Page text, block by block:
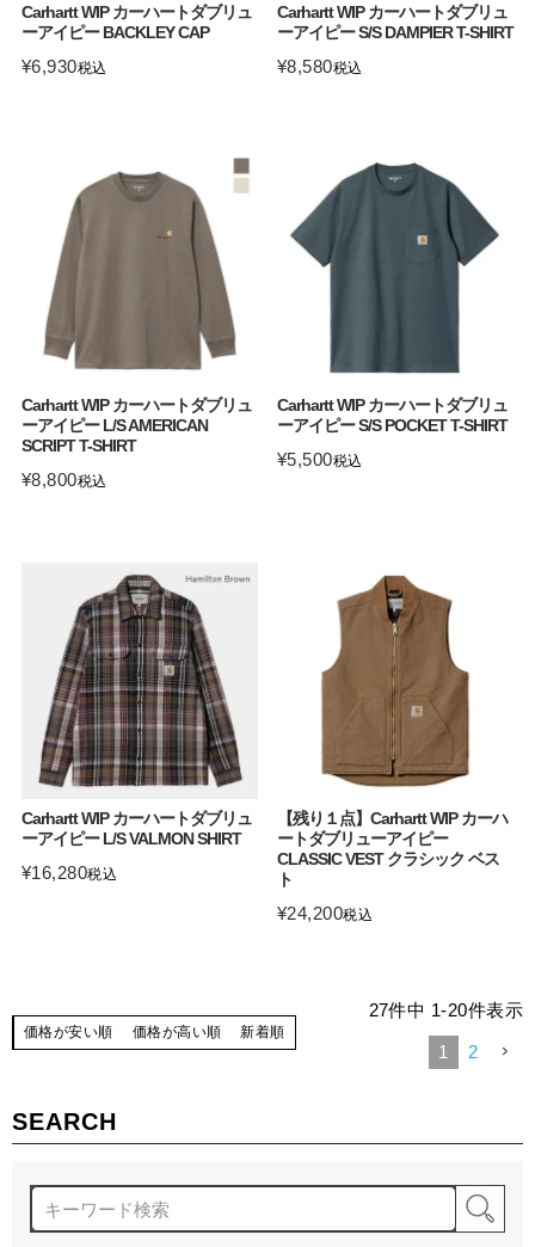
SEARCH
Carhartt WIP カーハートダブリュ
ーアイピー BACKLEY CAP
¥6,930税込
Carhartt WIP カーハートダブリュ
ーアイピー S/S DAMPIER T-SHIRT
¥8,580税込
Carhartt WIP カーハートダブリュ
ーアイピー L/S AMERICAN
SCRIPT T-SHIRT
¥8,800税込
Carhartt WIP カーハートダブリュ
ーアイピー S/S POCKET T-SHIRT
¥5,500税込
Carhartt WIP カーハートダブリュ
ーアイピー L/S VALMON SHIRT
¥16,280税込
【残り１点】Carhartt WIP カーハ
ートダブリューアイピー
CLASSIC VEST クラシック ベス
ト
¥24,200税込
価格が安い順 価格が高い順 新着順
27件中 1-20件表示
1 2